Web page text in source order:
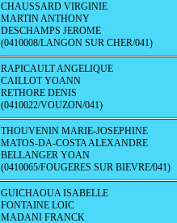
CHAUSSARD VIRGINIE
MARTIN ANTHONY
DESCHAMPS JEROME
(0410008/LANGON SUR CHER/041)
RAPICAULT ANGELIQUE
CAILLOT YOANN
RETHORE DENIS
(0410022/VOUZON/041)
THOUVENIN MARIE-JOSEPHINE
MATOS-DA-COSTA ALEXANDRE
BELLANGER YOAN
(0410065/FOUGERES SUR BIEVRE/041)
GUICHAOUA ISABELLE
FONTAINE LOIC
MADANI FRANCK